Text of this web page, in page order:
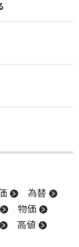
為替
物価
高値